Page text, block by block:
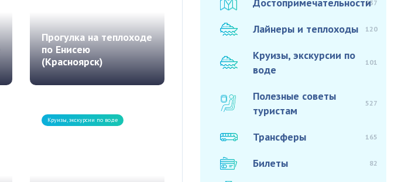
Прогулка на теплоходе
по Енисею
(Красноярск)
Круизы, экскурсии по воде
937
Лайнеры и теплоходы 120
Круизы, экскурсии по
воде
101
Полезные советы
туристам
527
Трансферы 165
Билеты 82